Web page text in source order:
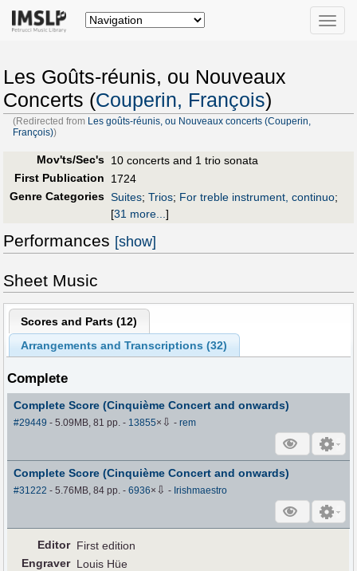
Toggle
Les Goûts-réunis, ou Nouveaux
Concerts (Couperin, François)
(Redirected from Les goûts-réunis, ou Nouveaux concerts (Couperin,
François))
Mov'ts/Sec's 10 concerts and 1 trio sonata
First Publication
1724
Genre Categories Suites; Trios; For treble instrument, continuo;
[31 more...]
Performances [show]
Sheet Music
Scores and Parts (12)
Arrangements and Transcriptions (32)
Complete
Complete Score (Cinquième Concert and onwards)
#29449 - 5.09MB, 81 pp.- 13855× ⇩ -rem
Complete Score (Cinquième Concert and onwards)
#31222 - 5.76MB, 84 pp.-6936× ⇩ - Irishmaestro
Editor First edition
Engraver Louis Hüe